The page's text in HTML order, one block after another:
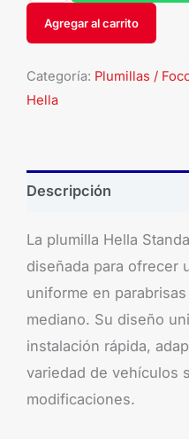
Agregar al carrito
Categoría: Plumillas /
Hella
Descripción
La plumilla Hella
diseñada para ofrecer
uniforme en
mediano. Su diseño
instalación rápida,
variedad de vehículos
modificaciones.